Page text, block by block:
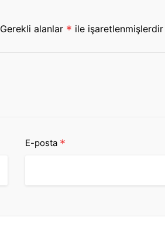
Gerekli alanlar * ile işaretlenmişlerdir
E-posta *